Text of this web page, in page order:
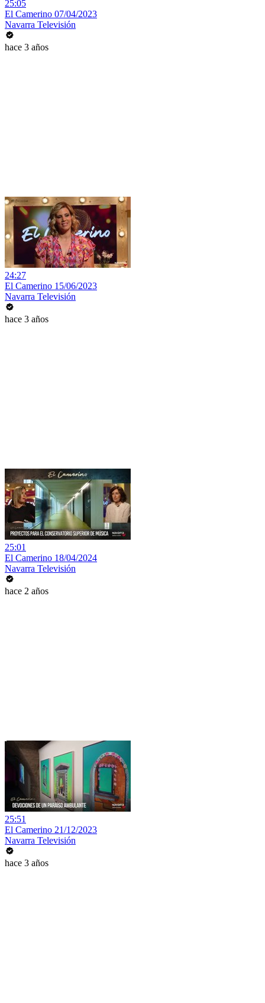
25:05
El Camerino 07/04/2023
Navarra Televisión
hace 3 años
24:27
El Camerino 15/06/2023
Navarra Televisión
hace 3 años
25:01
El Camerino 18/04/2024
Navarra Televisión
hace 2 años
25:51
El Camerino 21/12/2023
Navarra Televisión
hace 3 años